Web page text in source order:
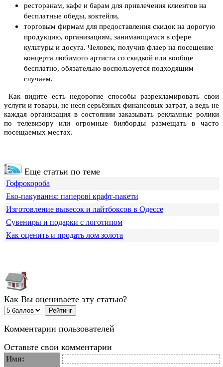
ресторанам, кафе и барам для привлечения клиентов на
бесплатные обеды, коктейли,
торговым фирмам для предоставления скидок на дорогую
продукцию, организациям, занимающимся в сфере
культуры и досуга. Человек, получив флаер на посещение
концерта любимого артиста со скидкой или вообще
бесплатно, обязательно воспользуется подходящим
случаем.
Как видите есть недорогие способы разрекламировать свои
услуги и товары, не неся серьёзных финансовых затрат, а ведь не
каждая организация в состоянии заказывать рекламные ролики
по телевизору или огромные билборды размещать в часто
посещаемых местах.
Еще статьи по теме
Гофрокороба
Еко-пакування: паперові крафт-пакети
Изготовление вывесок и лайтбоксов в Одессе
Сувениры и подарки с логотипом
Как оценить и продать лом золота
Как Вы оцениваете эту статью?
Комментарии пользователей
Оставьте свои комментарии
Имя: